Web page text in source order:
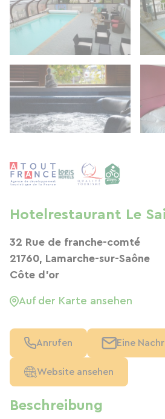
Beschreibung
Hotelrestaurant Le
32 Rue de franche-comté
21760, Lamarche-sur-Saône
Côte d'or
Auf der Karte ansehen
Anrufen Eine
Website ansehen